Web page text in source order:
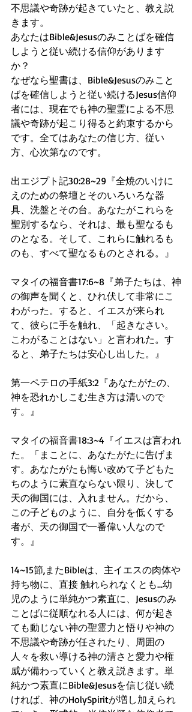
不思議や奇跡が起きていたと、教え説
きます。
あなたはBible&Jesusのみことばを確信
しようと従い続ける信仰があります
か？
なぜなら聖書は、Bible&Jesusのみこと
ばを確信しようと従い続けるJesus信仰
者には、現在でも神の聖霊による不思
議や奇跡が起こり得ると約束するから
です。全てはあなたの信じ方、従い
方、心次第なのです。
出エジプト記30:28~29『全焼のいけに
えのための祭壇とそのいろいろな器
具、洗盤とその台。あなたがこれらを
聖別するなら、それは、最も聖なるも
のとなる。そして、これらに触れるも
のも、すべて聖なるものとされる。』
マタイの福音書17:6~8『弟子たちは、神
の御声を聞くと、ひれ伏して非常にこ
わがった。すると、イエスが来られ
て、彼らに手を触れ、「起きなさい。
こわがることはない」と言われた。す
ると、弟子たちは安心し出した。』
第一ペテロの手紙3:2『あなたがたの、
神を恐れかしこむ生き方は清いので
す。』
マタイの福音書18:3~4『イエスは言われ
た。「まことに、あなたがたに告げま
す。あなたがたも悔い改めて子どもた
ちのように素直ならない限り、決して
天の御国には、入れません。だから、
この子どものように、自分を低くする
者が、天の御国で一番偉い人なので
す。』
14~15節,またBibleは、主イエスの肉体や
持ち物に、直接 触れられなくとも...幼
児のように単純かつ素直に、Jesusのみ
ことばに従順なれる人には、何が起き
ても動じない神の聖霊力と悟りや神の
不思議や奇跡が任されたり、周囲の
人々を救い導ける神の清さと愛力や権
威が備わっていくと教え説きます。単
純かつ素直にBible&Jesusを信じ従い続
ければ、神のHolySpiritが増し加えられ